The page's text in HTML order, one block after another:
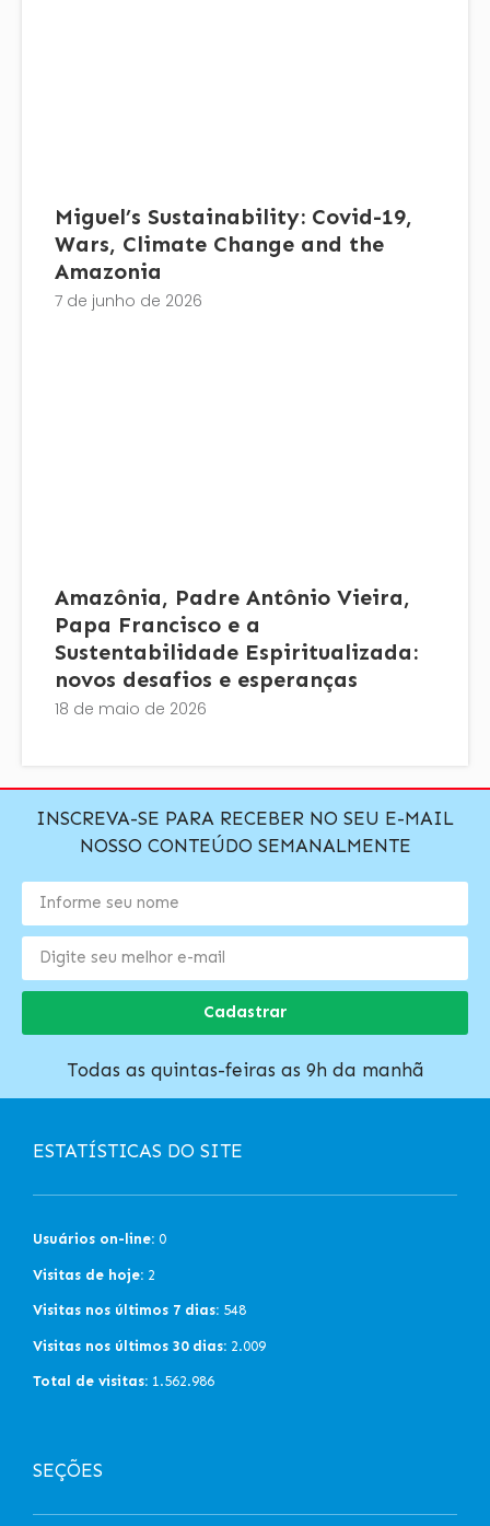
Miguel’s Sustainability: Covid-19,
Wars, Climate Change and the
Amazonia
7 de junho de 2026
Amazônia, Padre Antônio Vieira,
Papa Francisco e a
Sustentabilidade Espiritualizada:
novos desafios e esperanças
18 de maio de 2026
INSCREVA-SE PARA RECEBER NO SEU E-MAIL
NOSSO CONTEÚDO SEMANALMENTE
Cadastrar
Todas as quintas-feiras as 9h da manhã
ESTATÍSTICAS DO SITE
Usuários on-line: 0
Visitas de hoje: 2
Visitas nos últimos 7 dias: 548
Visitas nos últimos 30 dias: 2.009
Total de visitas: 1.562.986
SEÇÕES